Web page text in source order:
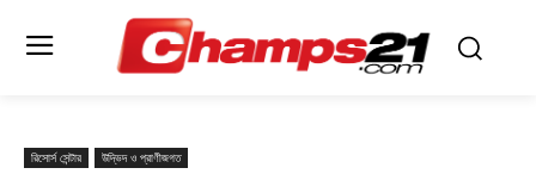
রিসোর্স সেন্টার উদ্ভিদ ও প্রাণীজগত